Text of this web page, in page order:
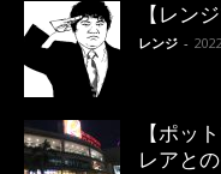
【レン
レンジ -
【ポッ
レアと